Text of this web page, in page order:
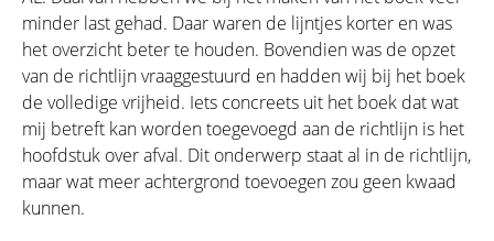
minder last gehad. Daar waren de lijntjes korter en was
het overzicht beter te houden. Bovendien was de opzet
van de richtlijn vraaggestuurd en hadden wij bij het boek
de volledige vrijheid. Iets concreets uit het boek dat wat
mij betreft kan worden toegevoegd aan de richtlijn is het
hoofdstuk over afval. Dit onderwerp staat al in de richtlijn,
maar wat meer achtergrond toevoegen zou geen kwaad
kunnen.